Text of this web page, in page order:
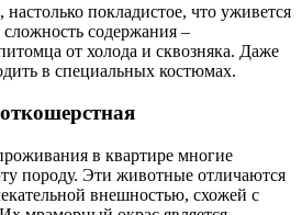
покладистое, что уживется
содержания –
от холода и сквозняка. Даже
в специальных костюмах.
в квартире многие
породу. Эти животные отличаются
внешностью, схожей с